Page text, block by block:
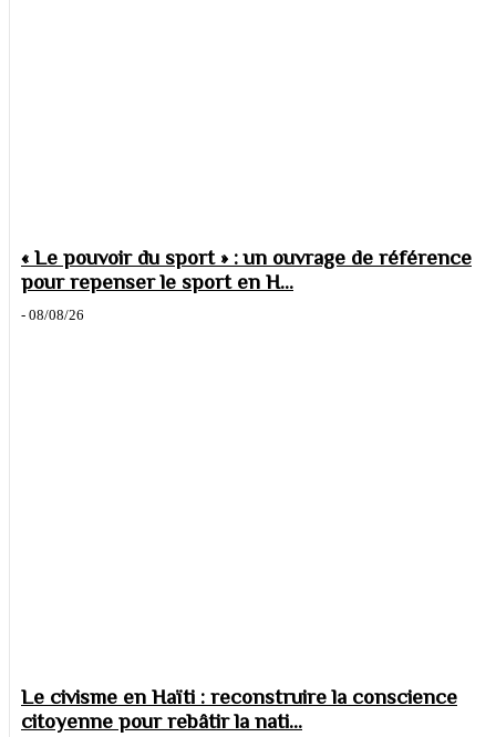
« Le pouvoir du sport » : un ouvrage de référence
pour repenser le sport en H...
- 08/08/26
Le civisme en Haïti : reconstruire la conscience
citoyenne pour rebâtir la nati...